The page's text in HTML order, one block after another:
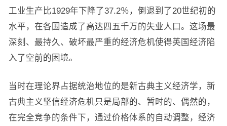
工业生产比1929年下降了37.2％，倒退到了20世纪初的
水平，在各国造成了高达四五千万的失业人口。这场最
深刻、最持久、破坏最严重的经济危机使得英国经济陷
入了空前的困境。
当时在理论界占据统治地位的是新古典主义经济学，新
古典主义坚信经济危机只是局部的、暂时的、偶然的，
在完全竞争的条件下，通过价格体系的自动调整，经济